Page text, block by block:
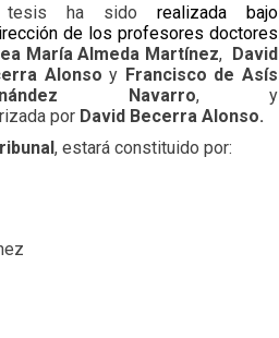
tesis ha sido realizada bajo
de los profesores doctores
María Almeda Martínez, David
Alonso y Francisco de Asís
Navarro, y
por David Becerra Alonso.
, estará constituido por: